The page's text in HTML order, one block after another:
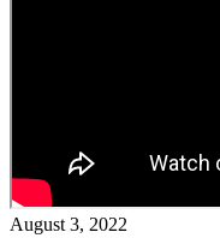
August 3, 2022